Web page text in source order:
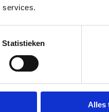
services.
Statistieken
Alles